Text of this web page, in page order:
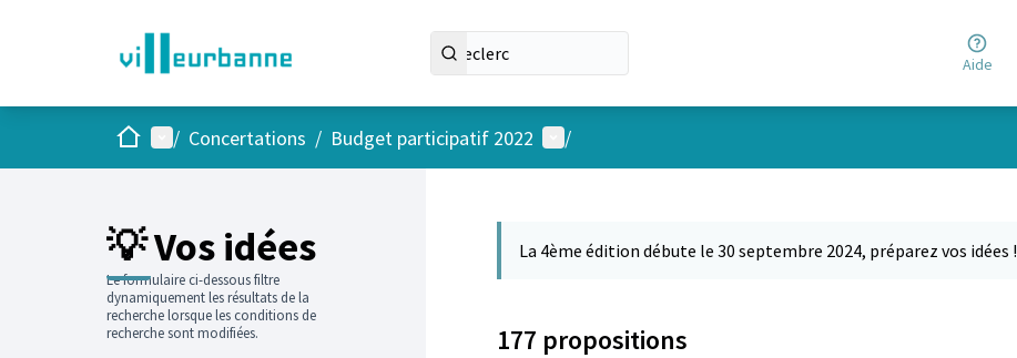
Aide
AccueilMenu principal
/ Concertations / Budget participatif 2022 Menu utilisateur
/
💡 Vos idées
Le formulaire ci-dessous filtre
dynamiquement les résultats de la
recherche lorsque les conditions de
recherche sont modifiées.
La 4ème édition débute le 30 septembre 2024, préparez vos idées !
177 propositions